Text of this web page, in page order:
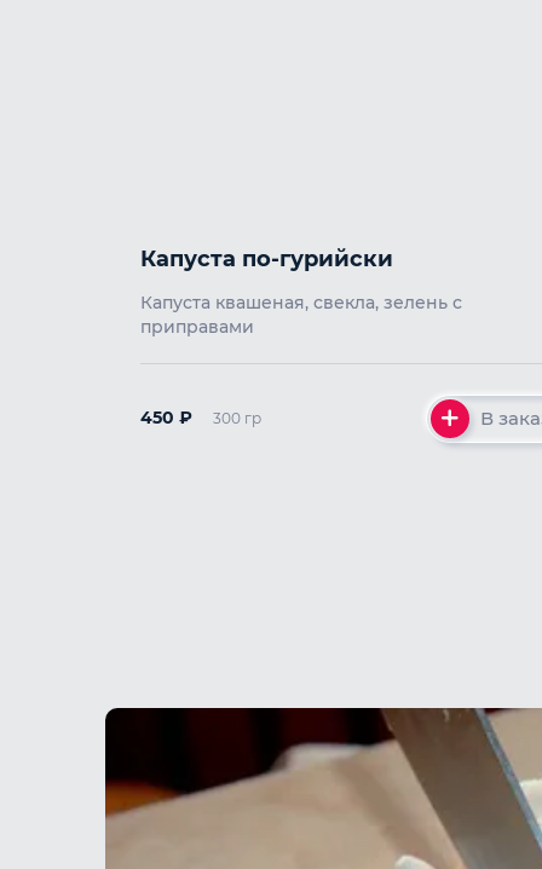
Капуста по-гурийски
Капуста квашеная, свекла, зелень с
приправами
450 ₽ 300 гр В